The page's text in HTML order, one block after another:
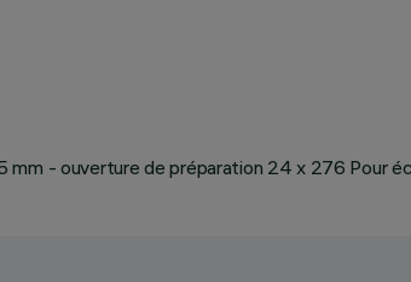
- ouverture de préparation 24 x 276 Pour